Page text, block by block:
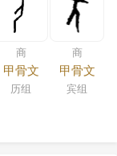
商
甲骨文
历组
商
甲骨文
宾组